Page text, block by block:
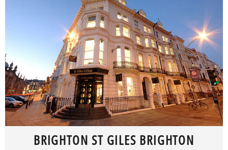
BRIGHTON ST GILES BRIGHTON